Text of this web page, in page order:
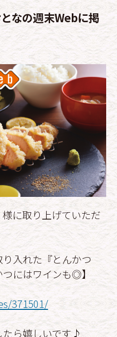
となの週末Webに掲
様に取り上げていただ
り入れた『とんかつ
にはワインも◎】
371501/
たら嬉しいです♪